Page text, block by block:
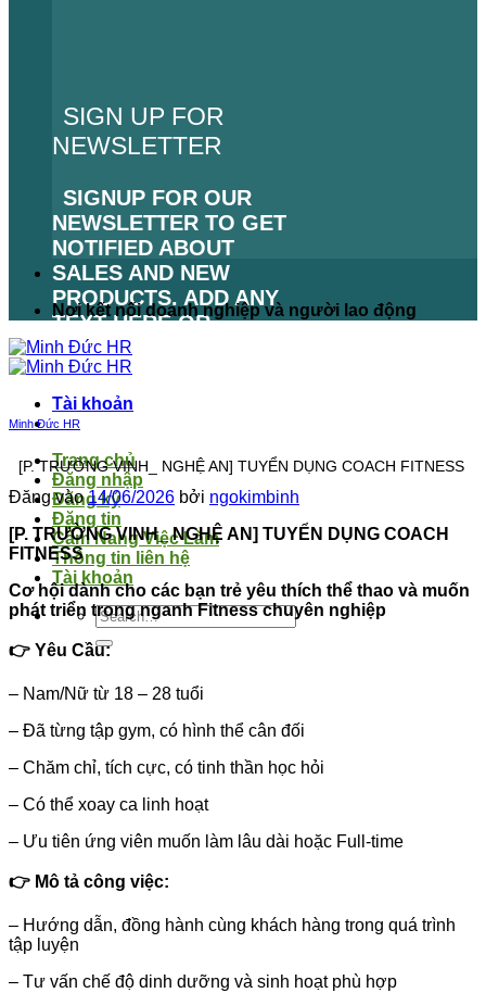
SIGN UP FOR
NEWSLETTER
SIGNUP FOR OUR
NEWSLETTER TO GET
NOTIFIED ABOUT
SALES AND NEW
PRODUCTS. ADD ANY
TEXT HERE OR
REMOVE IT.
LỖI:KHÔNG TÌM THẤY
BIỂU MẪU LIÊN HỆ.
Nơi kết nối doanh nghiệp và người lao động
Tài khoản
Trang chủ
Đăng nhập
Đăng ký
Đăng tin
Cẩm Nang Việc Làm
Thông tin liên hệ
Tài khoản
Minh Đức HR
[P. TRƯỜNG VINH_ NGHỆ AN] TUYỂN DỤNG COACH FITNESS
Đăng vào14/06/2026 bởi ngokimbinh
[P. TRƯỜNG VINH_ NGHỆ AN] TUYỂN DỤNG COACH
FITNESS
Cơ hội dành cho các bạn trẻ yêu thích thể thao và muốn
phát triển trong nganh Fitness chuyên nghiệp
👉 Yêu Cầu:
– Nam/Nữ từ 18 – 28 tuổi
– Đã từng tập gym, có hình thể cân đối
– Chăm chỉ, tích cực, có tinh thần học hỏi
– Có thể xoay ca linh hoạt
– Ưu tiên ứng viên muốn làm lâu dài hoặc Full-time
👉 Mô tả công việc:
– Hướng dẫn, đồng hành cùng khách hàng trong quá trình
tập luyện
– Tư vấn chế độ dinh dưỡng và sinh hoạt phù hợp